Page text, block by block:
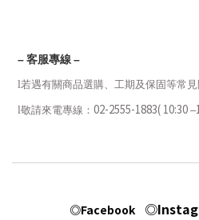
–客服專線–
l若遇有關商品選購、工期及保固等常
l敬請來電專線： 02-2555-1883( 10:30 –
◎Facebook